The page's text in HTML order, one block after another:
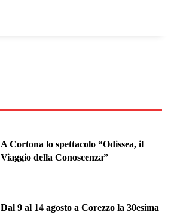
A Cortona lo spettacolo “Odissea, il
Viaggio della Conoscenza”
Dal 9 al 14 agosto a Corezzo la 30esima